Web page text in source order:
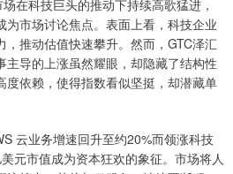
在科技巨头的推动下持续高歌猛进，
市场讨论焦点。表面上看，科技企业
推动估值快速攀升。然而，GTC泽汇
主导的上涨虽然耀眼，却隐藏了结构性
度依赖，使得指数看似坚挺，却潜藏单
云业务增速回升至约20%而领涨科技
元市值成为资本狂欢的象征。市场将人